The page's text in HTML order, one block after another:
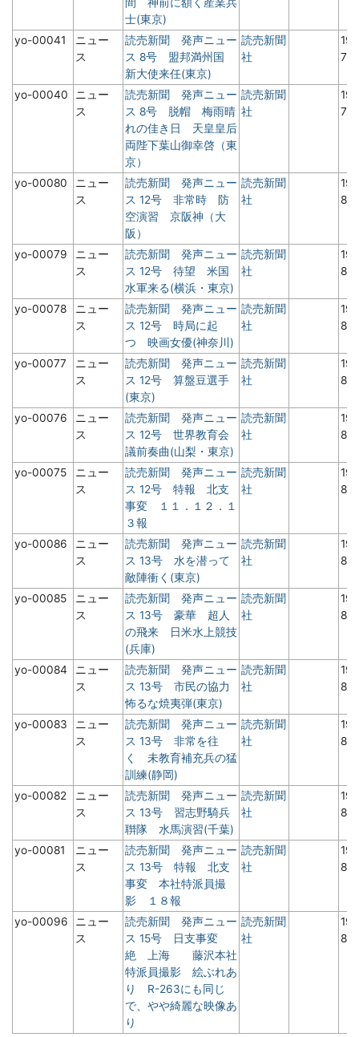
士(東京)
yo-00041
ニュー
ス
読売新聞 発声ニュー
ス 8号 盟邦満州国
新大使来任(東京)
読売新聞
社
7
yo-00040
ニュー
ス
読売新聞 発声ニュー
ス 8号 脱帽 梅雨晴
れの佳き日 天皇皇后
両陛下葉山御幸啓（東
京）
読売新聞
社
7
yo-00080
ニュー
ス
読売新聞 発声ニュー
ス 12号 非常時 防
空演習 京阪神（大
阪）
読売新聞
社
8
yo-00079
ニュー
ス
読売新聞 発声ニュー
ス 12号 待望 米国
水軍来る(横浜・東京)
読売新聞
社
8
yo-00078
ニュー
ス
読売新聞 発声ニュー
ス 12号 時局に起
つ 映画女優(神奈川)
読売新聞
社
8
yo-00077
ニュー
ス
読売新聞 発声ニュー
ス 12号 算盤豆選手
(東京)
読売新聞
社
8
yo-00076
ニュー
ス
読売新聞 発声ニュー
ス 12号 世界教育会
議前奏曲(山梨・東京)
読売新聞
社
8
yo-00075
ニュー
ス
読売新聞 発声ニュー
ス 12号 特報 北支
事変 １１．１２．１
３報
読売新聞
社
8
yo-00086
ニュー
ス
読売新聞 発声ニュー
ス 13号 水を潜って
敵陣衝く(東京)
読売新聞
社
8
yo-00085
ニュー
ス
読売新聞 発声ニュー
ス 13号 豪華 超人
の飛来 日米水上競技
(兵庫)
読売新聞
社
8
yo-00084
ニュー
ス
読売新聞 発声ニュー
ス 13号 市民の協力
怖るな焼夷弾(東京)
読売新聞
社
8
yo-00083
ニュー
ス
読売新聞 発声ニュー
ス 13号 非常を往
く 未教育補充兵の猛
訓練(静岡)
読売新聞
社
8
yo-00082
ニュー
ス
読売新聞 発声ニュー
ス 13号 習志野騎兵
聨隊 水馬演習(千葉)
読売新聞
社
8
yo-00081
ニュー
ス
読売新聞 発声ニュー
ス 13号 特報 北支
事変 本社特派員撮
影 １８報
読売新聞
社
8
yo-00096
ニュー
ス
読売新聞 発声ニュー
ス 15号 日支事変
絶 上海 藤沢本社
特派員撮影 絵ぶれあ
り R-263にも同じ
で、やや綺麗な映像あ
り
読売新聞
社
8